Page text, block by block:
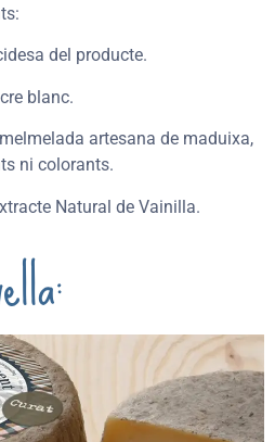
del producte.
blanc.
artesana de maduixa,
ni colorants.
Natural de Vainilla.